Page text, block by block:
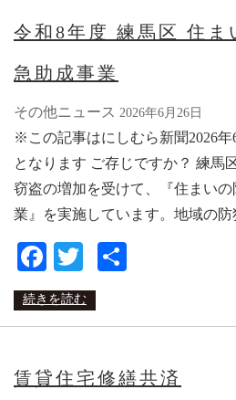
令和8年度 練馬区 住ま
急助成事業
その他ニュース 2026年6月26日
※この記事はにしむら新聞2026
となります ご存じですか？ 練馬
窃盗の増加を受けて、『住まい
業』を実施しています。地域の
Facebook
Twitter
続きを読む
賃貸住宅修繕共済